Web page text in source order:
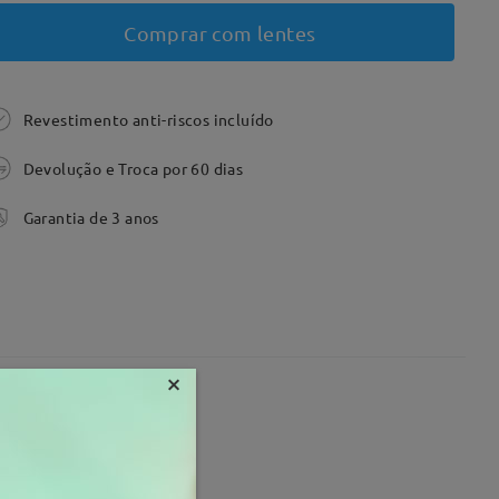
Comprar com lentes
Revestimento anti-riscos incluído
Devolução e Troca por 60 dias
Garantia de 3 anos
×